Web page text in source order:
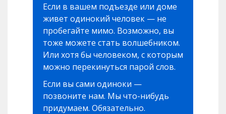
Если в вашем подъезде или доме
живет одинокий человек — не
пробегайте мимо. Возможно, вы
тоже можете стать волшебником.
Или хотя бы человеком, с которым
можно перекинуться парой слов.
Если вы сами одиноки —
позвоните нам. Мы что-нибудь
придумаем. Обязательно.